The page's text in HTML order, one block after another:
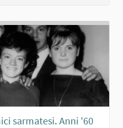
sarmatesi. Anni '60